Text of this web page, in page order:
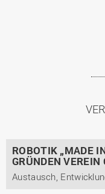
ROBOTIK „MADE
GRÜNDEN VEREIN